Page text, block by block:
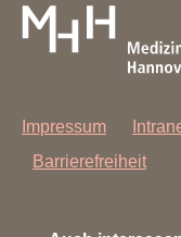
Impressum
Barrierefreiheit